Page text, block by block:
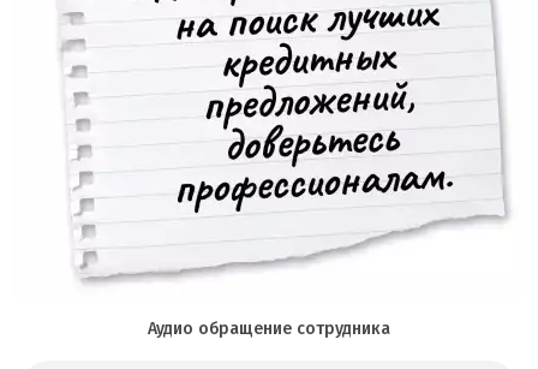
Аудио обращение сотрудника